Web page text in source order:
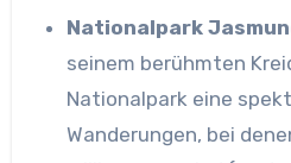
Nationalpark
seinem berühmten
Nationalpark eine
Wanderungen, bei